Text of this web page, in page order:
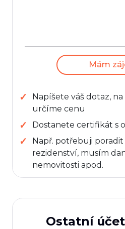
Mám
Napíšete váš dotaz,
určíme cenu
Dostanete certifikát s
Např. potřebuji
rezidenství, musím
nemovitosti apod.
Ostatní